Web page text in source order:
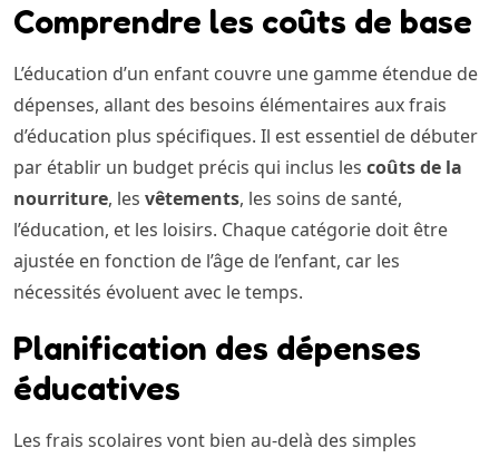
Comprendre les coûts de base
L’éducation d’un enfant couvre une gamme étendue de
dépenses, allant des besoins élémentaires aux frais
d’éducation plus spécifiques. Il est essentiel de débuter
par établir un budget précis qui inclus les coûts de la
nourriture, les vêtements, les soins de santé,
l’éducation, et les loisirs. Chaque catégorie doit être
ajustée en fonction de l’âge de l’enfant, car les
nécessités évoluent avec le temps.
Planification des dépenses
éducatives
Les frais scolaires vont bien au-delà des simples